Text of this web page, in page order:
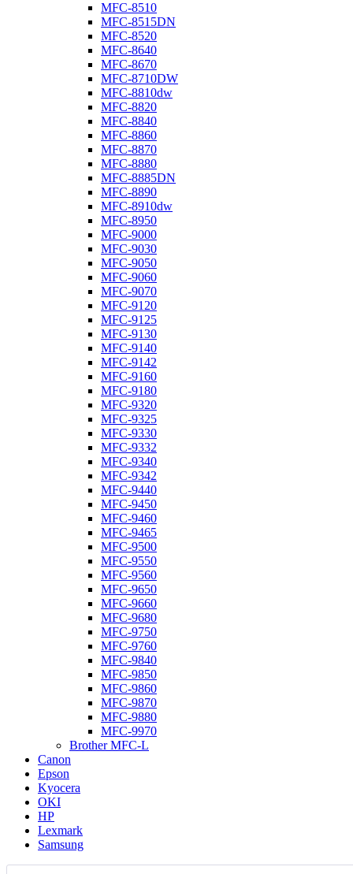
MFC-8510
MFC-8515DN
MFC-8520
MFC-8640
MFC-8670
MFC-8710DW
MFC-8810dw
MFC-8820
MFC-8840
MFC-8860
MFC-8870
MFC-8880
MFC-8885DN
MFC-8890
MFC-8910dw
MFC-8950
MFC-9000
MFC-9030
MFC-9050
MFC-9060
MFC-9070
MFC-9120
MFC-9125
MFC-9130
MFC-9140
MFC-9142
MFC-9160
MFC-9180
MFC-9320
MFC-9325
MFC-9330
MFC-9332
MFC-9340
MFC-9342
MFC-9440
MFC-9450
MFC-9460
MFC-9465
MFC-9500
MFC-9550
MFC-9560
MFC-9650
MFC-9660
MFC-9680
MFC-9750
MFC-9760
MFC-9840
MFC-9850
MFC-9860
MFC-9870
MFC-9880
MFC-9970
Brother MFC-L
Canon
Epson
Kyocera
OKI
HP
Lexmark
Samsung